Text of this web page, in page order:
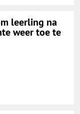
leerling na
weer toe te